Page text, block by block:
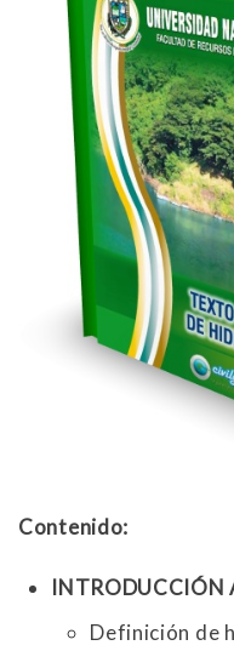
Contenido:
INTRODUCCIÓN
Definición de